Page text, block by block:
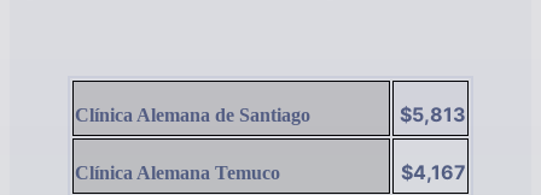
Clínica Alemana de Santiago $5,813
Clínica Alemana Temuco $4,167